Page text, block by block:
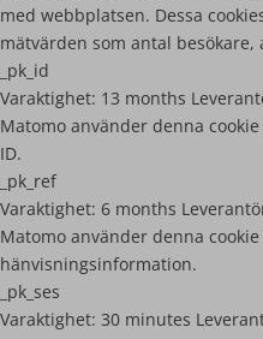
med webbplatsen. Dessa
mätvärden som antal
_pk_id
Varaktighet: 13 months
Matomo använder denna
ID.
_pk_ref
Varaktighet: 6 months
Matomo använder denna
hänvisningsinformation.
_pk_ses
Varaktighet: 30 minutes